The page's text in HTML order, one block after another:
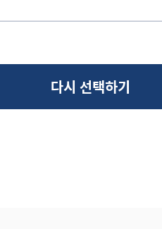
다시 선택하기